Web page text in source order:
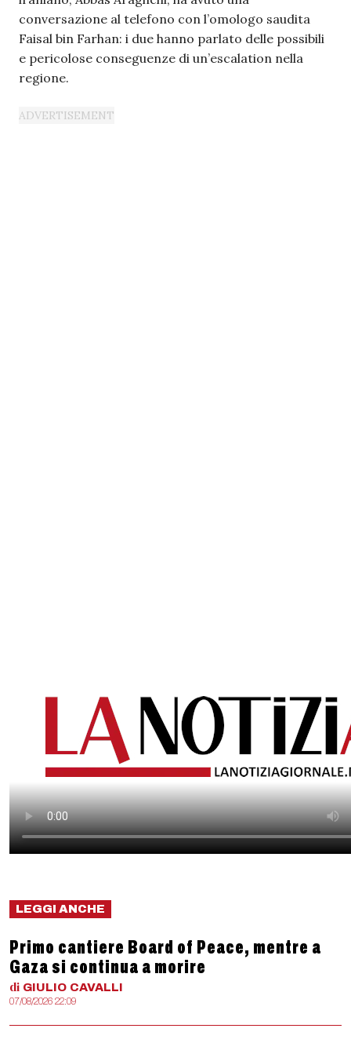
conversazione al telefono con l’omologo saudita
Faisal bin Farhan: i due hanno parlato delle possibili
e pericolose conseguenze di un’escalation nella
regione.
LEGGI ANCHE
Primo cantiere Board of Peace, mentre a
Gaza si continua a morire
di GIULIO CAVALLI
07/08/2026 22:09